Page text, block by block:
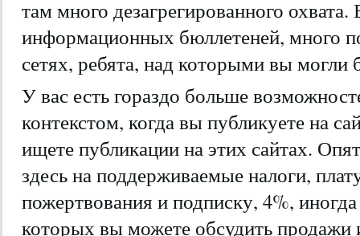
там много дезагрегированного охвата.
информационных бюллетеней, много
сетях, ребята, над которыми вы могли
У вас есть гораздо больше
контекстом, когда вы публикуете на
ищете публикации на этих сайтах.
здесь на поддерживаемые налоги,
пожертвования и подписку, 4%,
которых вы можете обсудить продажи